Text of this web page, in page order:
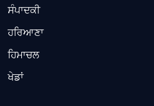
ਸੰਪਾਦਕੀ
ਹਰਿਆਣਾ
ਹਿਮਾਚਲ
ਖੇਡਾਂ